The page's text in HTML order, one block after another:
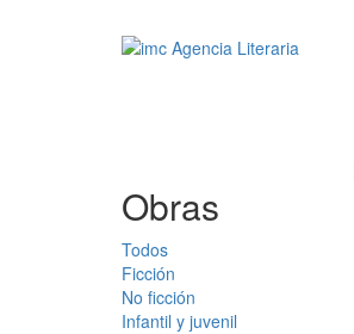
Obras
Todos
Ficción
No ficción
Infantil y juvenil